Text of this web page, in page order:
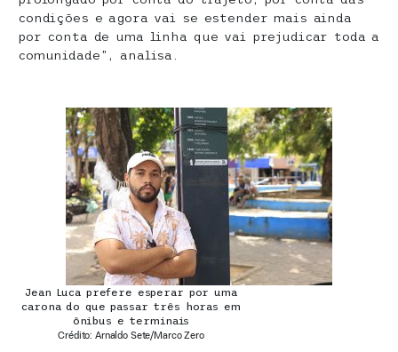
condições e agora vai se estender mais ainda
por conta de uma linha que vai prejudicar toda a
comunidade”, analisa.
Jean Luca prefere esperar por uma
carona do que passar três horas em
ônibus e terminais
Crédito: Arnaldo Sete/Marco Zero